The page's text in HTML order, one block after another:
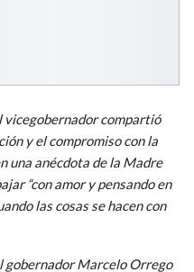
vicegobernador compartió
y el compromiso con la
una anécdota de la Madre
“con amor y pensando en
las cosas se hacen con
gobernador Marcelo Orrego